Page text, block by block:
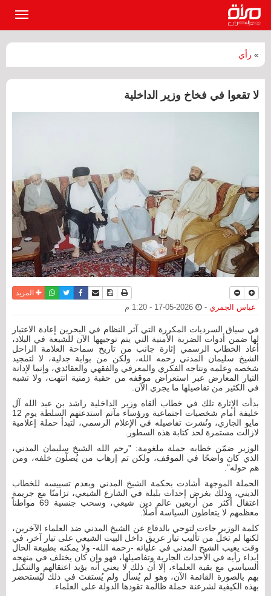
» رأي
لا تقعوا في فخاخ وزير الداخلية
نسخة للطباعة
حفظ الموضوع
أرسل الى صديق
فيسبوكتويترواتسابالمزيد
عباس الجمري -
في سياق السرديات المكررة التي آثر النظام في البحرين إعادة الاعتبار
لها ضمن أدوات الضربة الأمنية التي يتم توجيهها الآن للشيعة في البلاد،
أعاد الخطاب الرسمي إثارة جانب من تاريخ سماحة العلامة الراحل
الشيخ سليمان المدني رحمه الله، ولكن من بوابة جدلية، لا لتمجيد
شخصه وعلمه ونتاجه الفكري والمعرفي والفقهي والعقائدي، وإنما لإدانة
التيار المعارض عبر استعراض موقفه من حقبة زمنية انتهت، ولا تشبه
في الكثير من تفاصيلها ما يجري الآن.
بدأت الإثارة تلك في خطاب ألقاه وزير الداخلية راشد بن عبد الله آل
خليفة أمام شخصيات اجتماعية ورؤساء مآتم استدعتهم السلطة يوم 12
مايو الجاري، ونُشرت تفاصيله في الإعلام الرسمي، لتبدأ حملة إعلامية
لازالت مستمرة لحد كتابة هذه السطور.
الوزير ضمّن خطابه جملة ملغومة: "رحم الله الشيخ سليمان المدني،
الذي كان واضحًا في الموقف، ولكن تم إرهاب من يُصلّون خلفه، ومن
هم حوله".
الحملة الموجهة أشادت بحكمة الشيخ المدني وبعدم تسييسه للخطاب
الديني، وذلك بغرض إحداث بلبلة في الشارع الشيعي، تزامنًا مع جريمة
اعتقال أكثر من أربعين عالم دين شيعي، وسحب جنسية 69 مواطناً
معظمهم لا يتعاطون السياسة أصلًا.
كلمة الوزير جاءت لتوحي بالدفاع عن الشيخ المدني ضد العلماء الآخرين،
لكنها لم تخلُ من تأليب تيار عريق داخل البيت الشيعي على تيار آخر، في
وقت يغيب الشيخ المدني في عليائه -رحمه الله- ولا يمكنه بطبيعة الحال
إبداء رأيه في الأحداث الجارية وتفاصيلها، فهو وإن كان يختلف في منهجه
السياسي مع بقية العلماء، إلا أن ذلك لا يعني أنه يؤيد اعتقالهم والتنكيل
بهم بالصورة القائمة الآن، وهو لم يُسأل ولم يُستفتَ في ذلك ليُستحضر
بهذه الكيفية لشرعنة حملة ظالمة تقودها الدولة على العلماء.